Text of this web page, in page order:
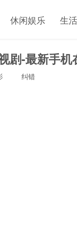
休闲娱乐 生
剧-最新手机
纠错